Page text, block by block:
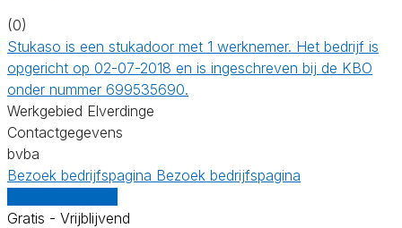
(0)
Stukaso is een stukadoor met 1 werknemer. Het bedrijf is
opgericht op 02-07-2018 en is ingeschreven bij de KBO
onder nummer 699535690.
Werkgebied Elverdinge
Contactgegevens
bvba
Bezoek bedrijfspagina Bezoek bedrijfspagina
Gratis - Vrijblijvend